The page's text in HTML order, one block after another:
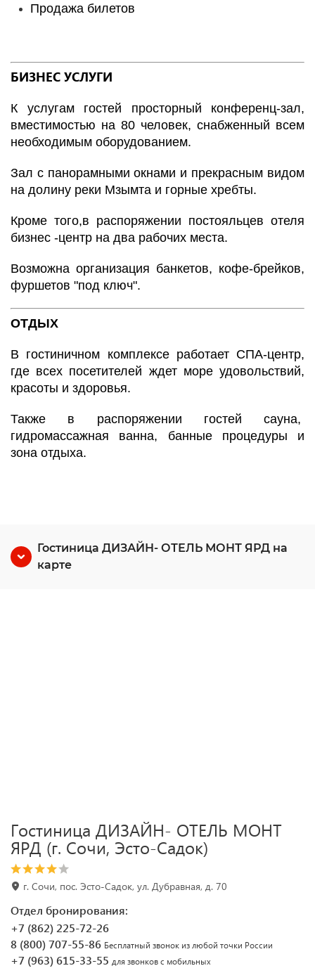
Продажа билетов
БИЗНЕС УСЛУГИ
К услугам гостей просторный конференц-зал,
вместимостью на 80 человек, снабженный всем
необходимым оборудованием.
Зал с панорамными окнами и прекрасным видом
на долину реки Мзымта и горные хребты.
Кроме того,в распоряжении постояльцев отеля
бизнес -центр на два рабочих места.
Возможна организация банкетов, кофе-брейков,
фуршетов "под ключ".
ОТДЫХ
В гостиничном комплексе работает СПА-центр,
где всех посетителей ждет море удовольствий,
красоты и здоровья.
Также в распоряжении гостей сауна,
гидромассажная ванна, банные процедуры и
зона отдыха.
Гостиница ДИЗАЙН- ОТЕЛЬ МОНТ ЯРД на
карте
Гостиница ДИЗАЙН- ОТЕЛЬ МОНТ
ЯРД (г. Сочи, Эсто-Садок)
г. Сочи, пос. Эсто-Садок, ул. Дубравная, д. 70
Отдел бронирования:
+7 (862) 225-72-26
8 (800) 707-55-86 Бесплатный звонок из любой точки России
+7 (963) 615-33-55 для звонков с мобильных